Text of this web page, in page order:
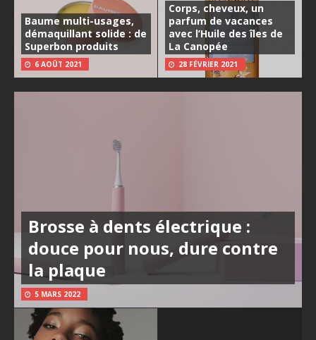
Baume multi-usages,
démaquillant solide : de
Superbon produits
6 AOÛT 2021
Corps, cheveux, un
parfum de vacances
avec l’Huile des îles de
La Canopée
28 FÉVRIER 2021
Brosse à dents électrique :
douce pour nous, dure contre
la plaque
5 MARS 2022